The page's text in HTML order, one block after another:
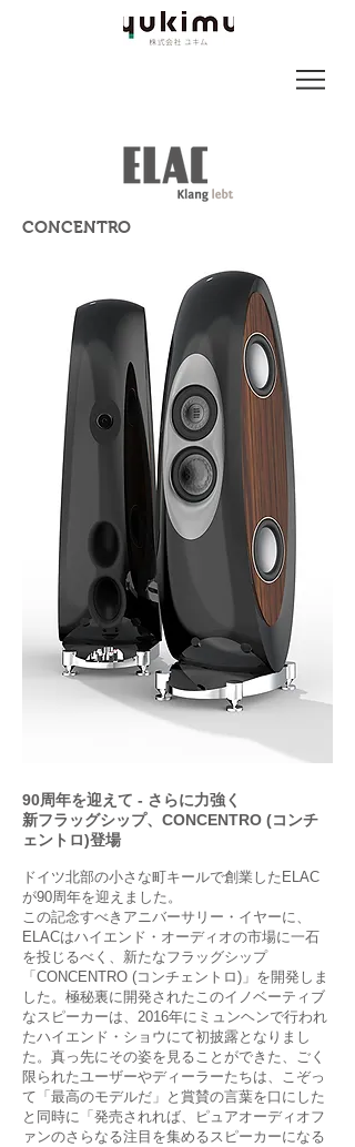
CONCENTRO
90周年を迎えて - さらに力強く
新フラッグシップ、CONCENTRO (コンチ
ェントロ)登場
ドイツ北部の小さな町キールで創業したELAC
が90周年を迎えました。
この記念すべきアニバーサリー・イヤーに、
ELACはハイエンド・オーディオの市場に一石
を投じるべく、新たなフラッグシップ
「CONCENTRO (コンチェントロ)」を開発しま
した。極秘裏に開発されたこのイノベーティブ
なスピーカーは、2016年にミュンヘンで行われ
たハイエンド・ショウにて初披露となりまし
た。真っ先にその姿を見ることができた、ごく
限られたユーザーやディーラーたちは、こぞっ
て「最高のモデルだ」と賞賛の言葉を口にした
と同時に「発売されれば、ピュアオーディオフ
ァンのさらなる注目を集めるスピーカーになる